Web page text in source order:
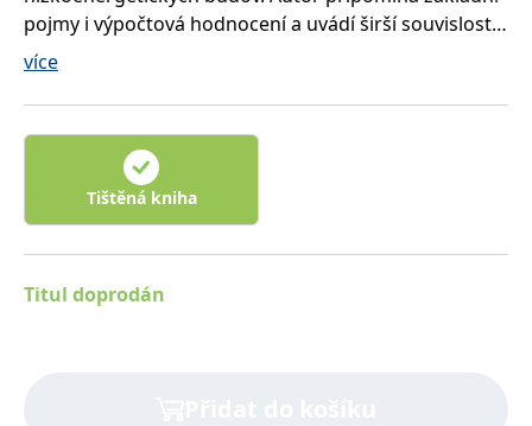
pojmy i výpočtová hodnocení a uvádí širší souvislosti
udržitelné výstavby. Podrobně vysvětluje principy
stavebně-energetických koncepcí, s důrazem na
konstrukční zásady vedoucí k nízké potřebě provozní
energie i integraci systémů s obnovitelnými zdroji
energie. Zvláštní pozornost je věnována domům s
extremně nízkou potřebou tepla – tzv. pasivním
domům. Polovina knihy je věnována příkladům
realizovaných domů malého i většího rozsahu z ČR i
zahraničí, novostavbám i energetické obnově budov.
více
Tištěná kniha
Titul doprodán